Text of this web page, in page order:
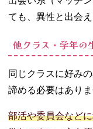
ても、異性と出会
他クラス・学年の
同じクラスに好み
諦める必要はありま
部活や委員会など